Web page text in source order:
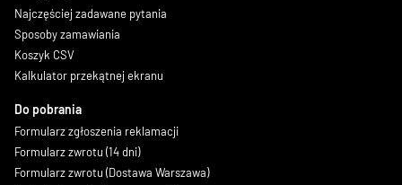
Najczęściej zadawane pytania
Sposoby zamawiania
Koszyk CSV
Kalkulator przekątnej ekranu
Do pobrania
Formularz zgłoszenia reklamacji
Formularz zwrotu (14 dni)
Formularz zwrotu (Dostawa Warszawa)